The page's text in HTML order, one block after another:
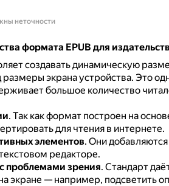
неточности
формата EPUB для
создавать динамическую
экрана устройства. Это
большое количество
. Так как формат построен на
для чтения в интернете.
элементов. Они добавляются
редакторе.
проблемами зрения. Стандарт
экране — например, подсветить